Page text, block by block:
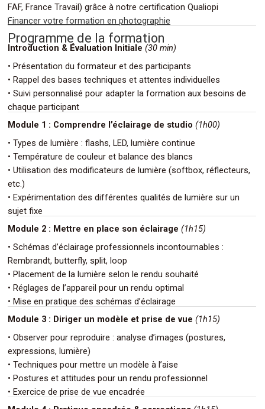
FAF, France Travail) grâce à notre certification Qualiopi
Financer votre formation en photographie
.
Programme de la formation
ntroduction & Évaluation Initiale (30 min)
• Présentation du formateur et des participants
• Rappel des bases techniques et attentes individuelles
• Suivi personnalisé pour adapter la formation aux besoins de
chaque participant
Module 1 : Comprendre l’éclairage de studio (1h00)
• Types de lumière : flashs, LED, lumière continue
• Température de couleur et balance des blancs
• Utilisation des modificateurs de lumière (softbox, réflecteurs,
etc.)
• Expérimentation des différentes qualités de lumière sur un
sujet fixe
Module 2 : Mettre en place son éclairage (1h15)
• Schémas d’éclairage professionnels incontournables :
Rembrandt, butterfly, split, loop
• Placement de la lumière selon le rendu souhaité
• Réglages de l’appareil pour un rendu optimal
• Mise en pratique des schémas d’éclairage
Module 3 : Diriger un modèle et prise de vue (1h15)
• Observer pour reproduire : analyse d’images (postures,
expressions, lumière)
• Techniques pour mettre un modèle à l’aise
• Postures et attitudes pour un rendu professionnel
• Exercice de prise de vue encadrée